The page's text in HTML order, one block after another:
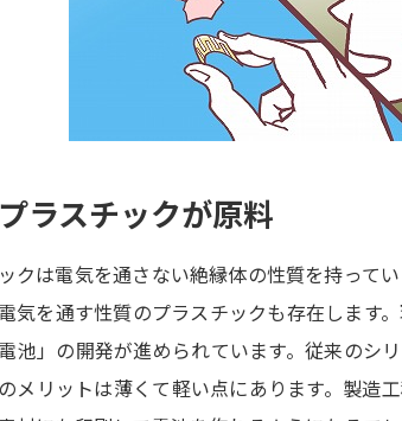
ラスチックが原料
クは電気を通さない絶縁体の性質を持って
気を通す性質のプラスチックも存在します
池」の開発が進められています。従来のシ
メリットは薄くて軽い点にあります。製造